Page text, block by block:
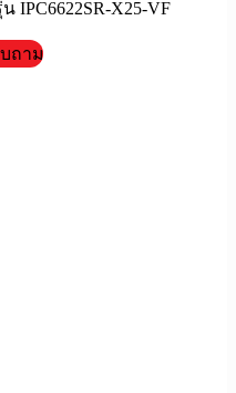
IPC6622SR-X25-VF
ถาม